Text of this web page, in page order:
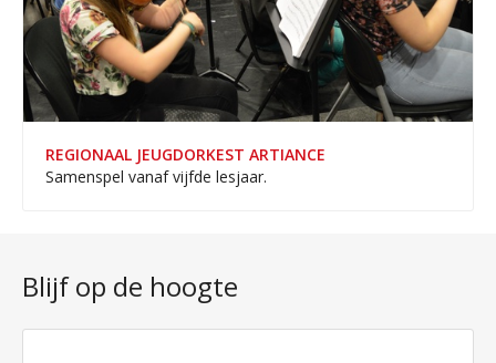
REGIONAAL JEUGDORKEST ARTIANCE
Samenspel vanaf vijfde lesjaar.
Blijf op de hoogte